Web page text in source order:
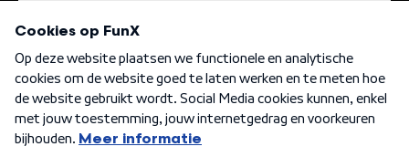
Algemene voorwaarden Privacybeleid